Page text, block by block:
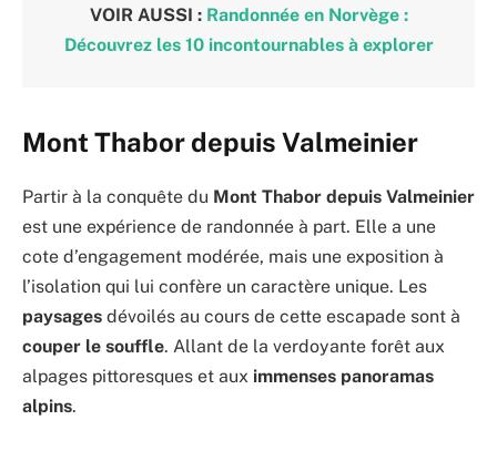
VOIR AUSSI : Randonnée en Norvège :
Découvrez les 10 incontournables à explorer
Mont Thabor depuis Valmeinier
Partir à la conquête du Mont Thabor depuis Valmeinier
est une expérience de randonnée à part. Elle a une
cote d’engagement modérée, mais une exposition à
l’isolation qui lui confère un caractère unique. Les
paysages dévoilés au cours de cette escapade sont à
couper le souffle. Allant de la verdoyante forêt aux
alpages pittoresques et aux immenses panoramas
alpins.